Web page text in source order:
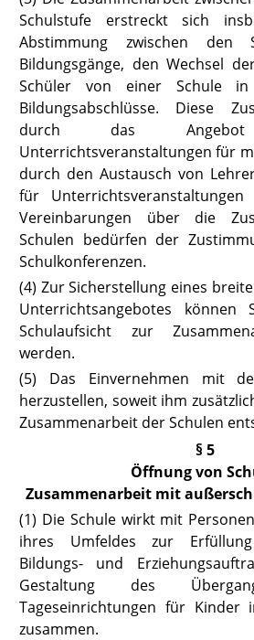
Schulstufe erstreckt sich
Abstimmung zwischen den
Bildungsgänge, den Wechsel
Schüler von einer Schule
Bildungsabschlüsse. Diese
durch das Angebot
Unterrichtsveranstaltungen für
durch den Austausch von
für
Vereinbarungen über die
Schulen bedürfen der
Schulkonferenzen.
(4) Zur Sicherstellung eines
Unterrichtsangebotes können
Schulaufsicht zur
werden.
(5) Das Einvernehmen mit
herzustellen, soweit ihm
Zusammenarbeit der Schulen
§ 5
Öffnung von
Zusammenarbeit mit
(1) Die Schule wirkt mit
ihres Umfeldes zur
Bildungs- und
Gestaltung des
Tageseinrichtungen für Kinder
zusammen.